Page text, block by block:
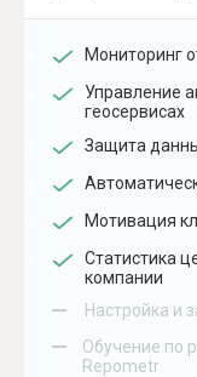
Мониторинг
Управление
геосервисах
Защита
Мотивация
Статистика
компании
– Настройка и
–
Обучение по
Repometr